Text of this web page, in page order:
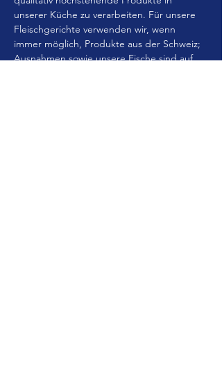
unserer Küche zu verarbeiten. Für unsere
Fleischgerichte verwenden wir, wenn
immer möglich, Produkte aus der Schweiz;
Ausnahmen sowie unsere Fische sind auf